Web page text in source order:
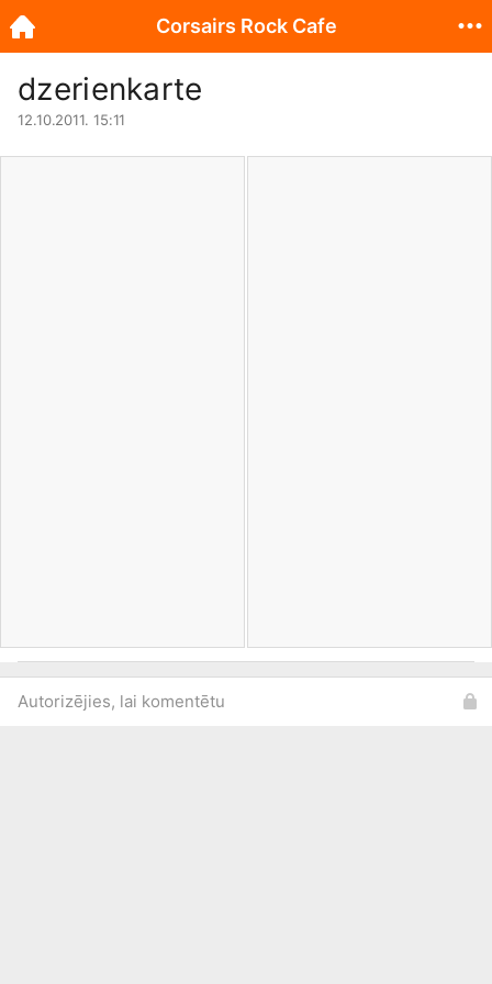
dzerienkarte
12.10.2011. 15:11
Autorizējies, lai komentētu
Corsairs Rock Cafe